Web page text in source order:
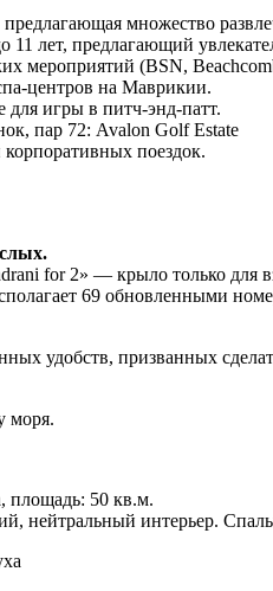
множество
лет, предлагающий
мероприятий (BSN,
центров на Маврикии.
для игры в питч-энд-патт.
пар 72: Avalon Golf Estate
поездок.
for 2» — крыло только
69 обновленными
удобств, призванных
моря.
площадь: 50 кв.м.
нейтральный интерьер.